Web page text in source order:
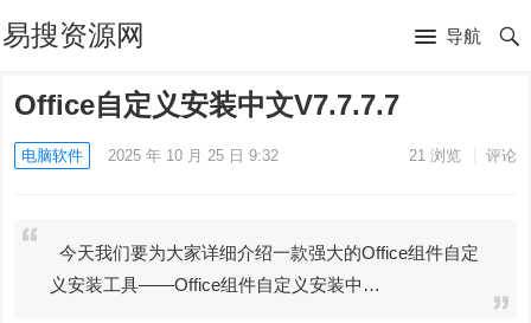
易搜资源网 导航
Office自定义安装中文V7.7.7.7
电脑软件 2025 年 10 月 25 日 9:32 21浏览 评论
今天我们要为大家详细介绍一款强大的Office组件自定
义安装工具——Office组件自定义安装中…